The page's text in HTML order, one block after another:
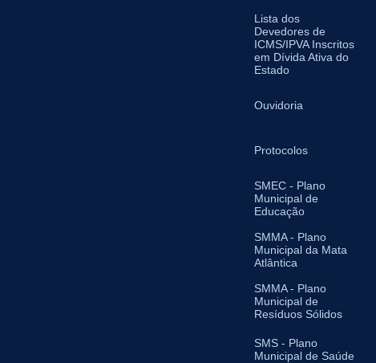
Lista dos
Devedores de
ICMS/IPVA Inscritos
em Dívida Ativa do
Estado
Ouvidoria
Protocolos
SMEC - Plano
Municipal de
Educação
SMMA - Plano
Municipal da Mata
Atlântica
SMMA - Plano
Municipal de
Resíduos Sólidos
SMS - Plano
Municipal de Saúde